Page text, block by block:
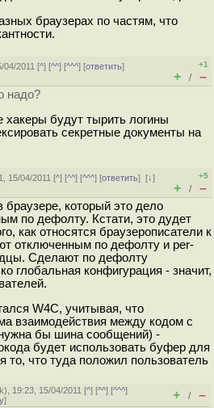
браузерах по частям, что
04/2011 [^] [^^] [^^^] [ответить]
+1
+ / –
надо?
хакеры будут тырить логины
секретные документы на
15/04/2011 [^] [^^] [^^^] [ответить][↓]
+5
+ / –
браузере, который это дело
по дефолту. Кстати, это дудет
как относятся браузерописатели к
отключенным по дефолту и per-
Сделают по дефолту
глобальная конфигурация - значит,
W4C, учитывая, что
взаимодействия между кодом с
бы шина сообщений) -
будет использовать буфер для
то, что туда положил пользователь
), 19:23, 15/04/2011 [^] [^^] [^^^]
] + / –